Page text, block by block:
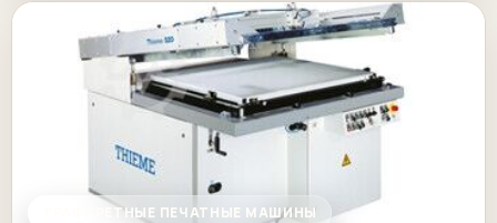
ТРАФАРЕТНЫЕ ПЕЧАТНЫЕ МАШИНЫ